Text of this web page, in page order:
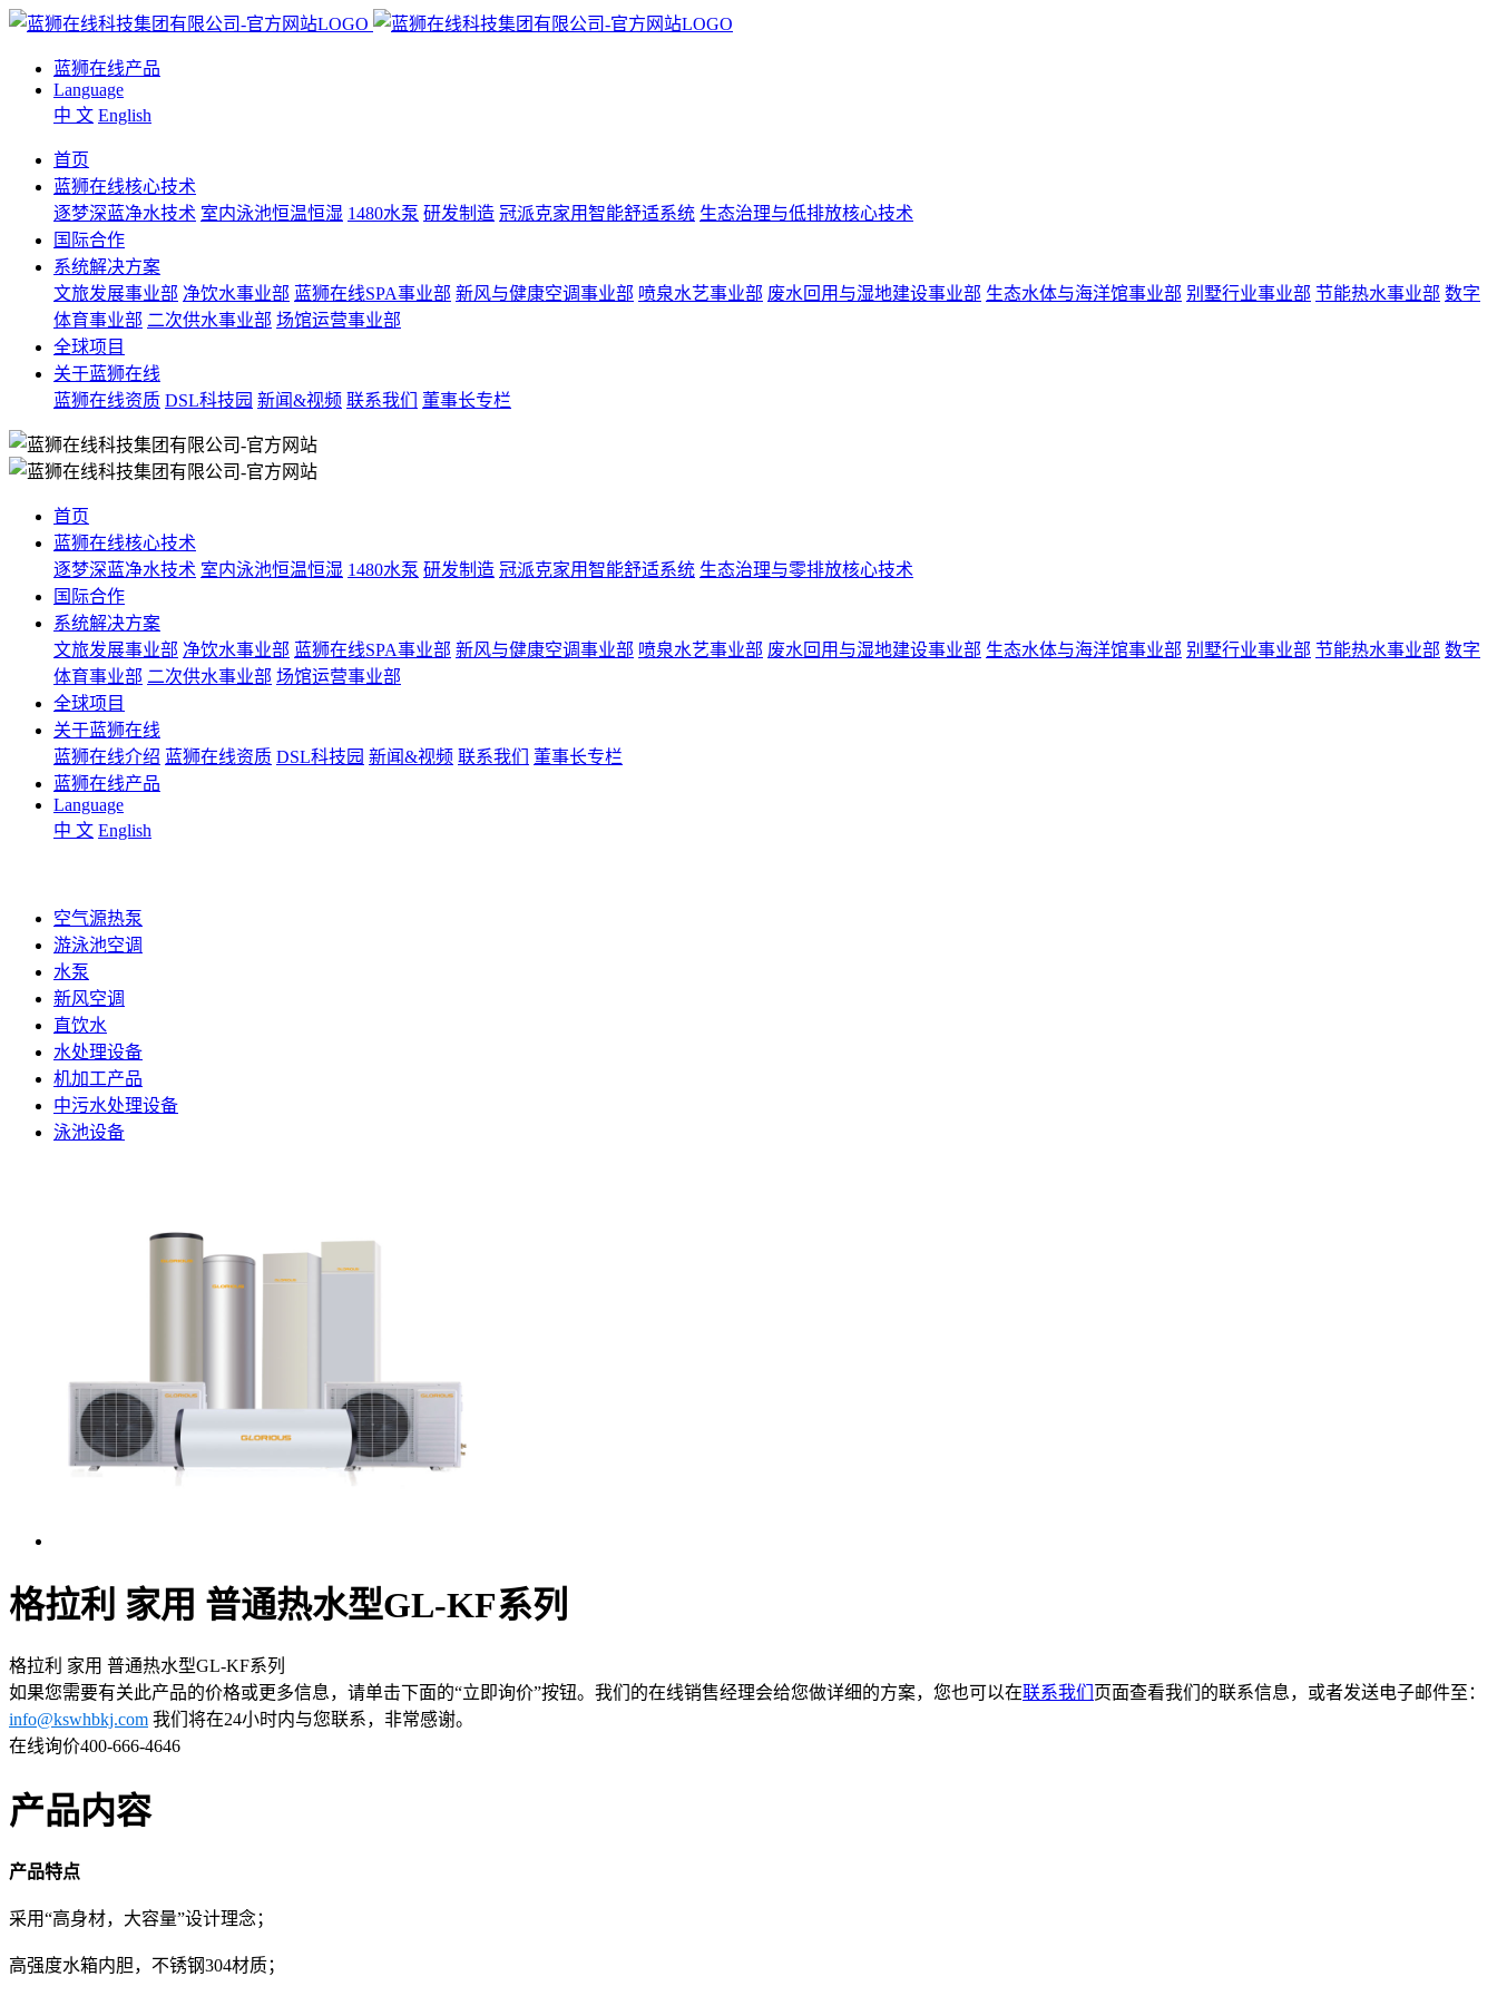
蓝狮在线产品
Language
中 文 English
首页
蓝狮在线核心技术
逐梦深蓝净水技术 室内泳池恒温恒湿 1480水泵 研发制造 冠派克家用智能舒适系统 生态治理与低排放核心技术
国际合作
系统解决方案
文旅发展事业部 净饮水事业部 蓝狮在线SPA事业部 新风与健康空调事业部 喷泉水艺事业部 废水回用与湿地建设事业部 生态水体与海洋馆事业部 别墅行业事业部 节能热水事业部 数字
体育事业部 二次供水事业部 场馆运营事业部
全球项目
关于蓝狮在线
蓝狮在线资质 DSL科技园 新闻&视频 联系我们 董事长专栏
首页
蓝狮在线核心技术
逐梦深蓝净水技术 室内泳池恒温恒湿 1480水泵 研发制造 冠派克家用智能舒适系统 生态治理与零排放核心技术
国际合作
系统解决方案
文旅发展事业部 净饮水事业部 蓝狮在线SPA事业部 新风与健康空调事业部 喷泉水艺事业部 废水回用与湿地建设事业部 生态水体与海洋馆事业部 别墅行业事业部 节能热水事业部 数字
体育事业部 二次供水事业部 场馆运营事业部
全球项目
关于蓝狮在线
蓝狮在线介绍 蓝狮在线资质 DSL科技园 新闻&视频 联系我们
董事长专栏
蓝狮在线产品
Language
中 文 English
空气源热泵
游泳池空调
水泵
新风空调
直饮水
水处理设备
机加工产品
中污水处理设备
泳池设备
格拉利 家用 普通热水型GL-KF系列
格拉利 家用 普通热水型GL-KF系列
如果您需要有关此产品的价格或更多信息，请单击下面的“立即询价”按钮。我们的在线销售经理会给您做详细的方案，您也可以在联系我们 页面查看我们的联系信息，或者发送电子邮件至：
info@kswhbkj.com 我们将在24小时内与您联系，非常感谢。
在线询价400-666-4646
产品内容
产品特点
采用“高身材，大容量”设计理念；
高强度水箱内胆，不锈钢304材质；